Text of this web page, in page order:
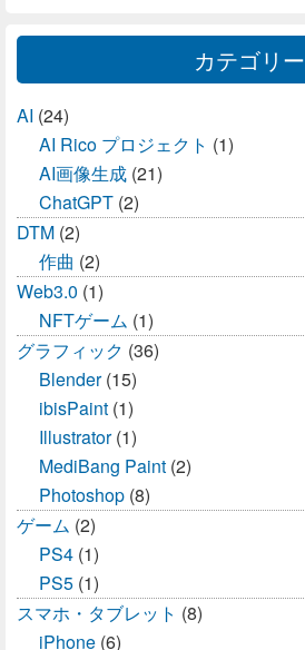
カテゴリー
AI (24)
AI Rico プロジェクト (1)
AI画像生成 (21)
ChatGPT (2)
DTM (2)
作曲 (2)
Web3.0 (1)
NFTゲーム (1)
グラフィック (36)
Blender(15)
ibisPaint (1)
Illustrator(1)
MediBang Paint (2)
Photoshop (8)
ゲーム (2)
PS4 (1)
PS5 (1)
スマホ・タブレット (8)
iPhone (6)